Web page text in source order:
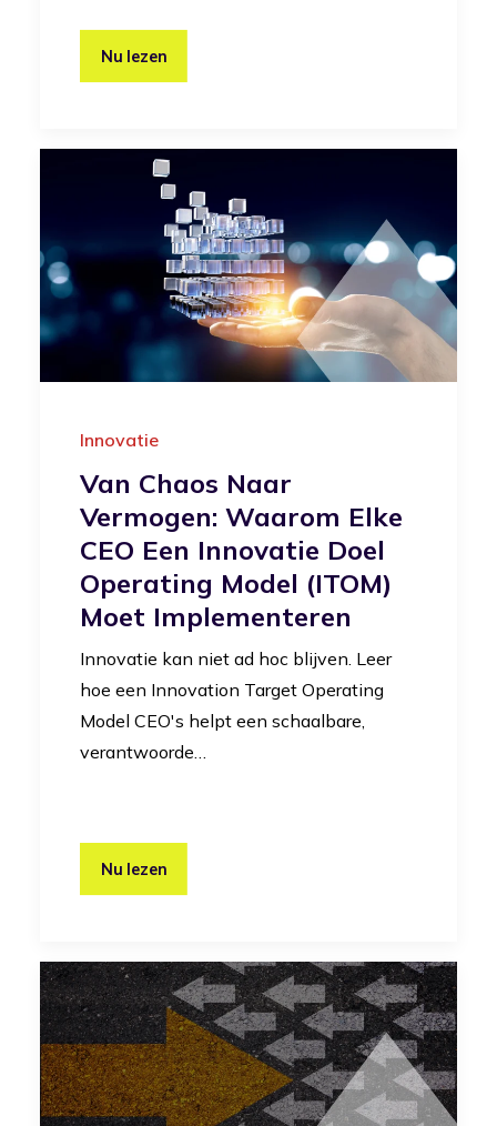
Nu lezen
Innovatie
Van Chaos Naar
Vermogen: Waarom Elke
CEO Een Innovatie Doel
Operating Model (iTOM)
Moet Implementeren
Innovatie kan niet ad hoc blijven. Leer
hoe een Innovation Target Operating
Model CEO's helpt een schaalbare,
verantwoorde…
Nu lezen